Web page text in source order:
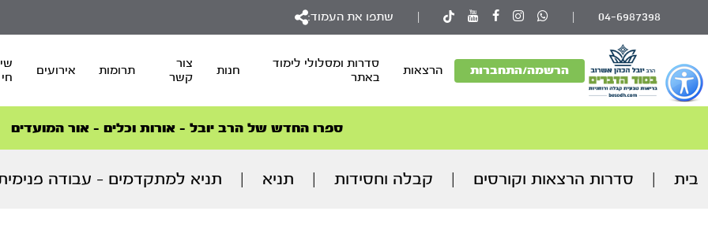
כפתור
לפתיחת
תפריט
נגישות
04-6987398 שתפו את העמוד:
הרשמה/התחברות הרצאות
סדרות ומסלולי לימוד
באתר
חנות
צור
קשר
תרומות אירועים
חי
סדרות הפודקאסטים
הסדרה המובילה החודש – דרך המלך
ספרו החדש של הרב יובל – אורות וכלים – אור המועדים
הצטרפו למהפכת הבריאות הטבעית >
סדרות הפודקאסטים
הסדרה המובילה החודש – דרך המלך
בית סדרות הרצאות וקורסים קבלה וחסידות תניא תניא למתקדמים – עבודה פנימית